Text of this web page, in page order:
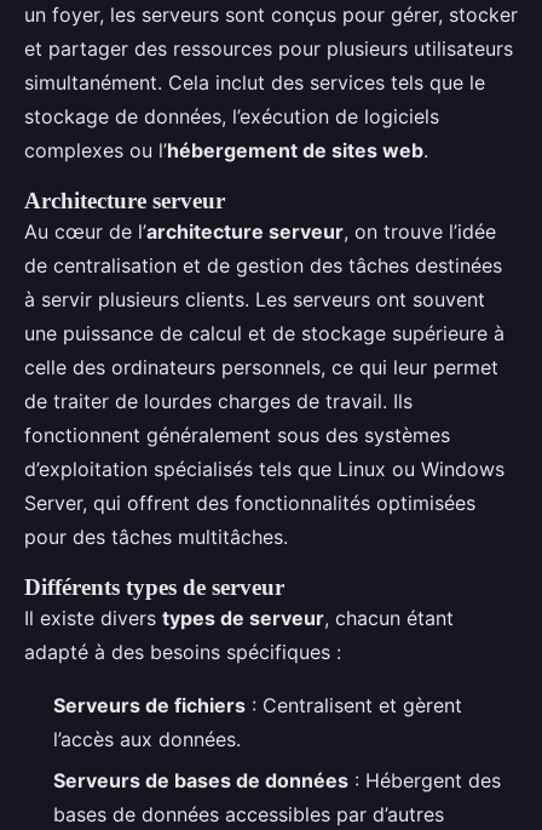
un foyer, les serveurs sont conçus pour gérer, stocker
et partager des ressources pour plusieurs utilisateurs
simultanément. Cela inclut des services tels que le
stockage de données, l’exécution de logiciels
complexes ou l’hébergement de sites web.
Architecture serveur
Au cœur de l’architecture serveur, on trouve l’idée
de centralisation et de gestion des tâches destinées
à servir plusieurs clients. Les serveurs ont souvent
une puissance de calcul et de stockage supérieure à
celle des ordinateurs personnels, ce qui leur permet
de traiter de lourdes charges de travail. Ils
fonctionnent généralement sous des systèmes
d’exploitation spécialisés tels que Linux ou Windows
Server, qui offrent des fonctionnalités optimisées
pour des tâches multitâches.
Différents types de serveur
Il existe divers types de serveur, chacun étant
adapté à des besoins spécifiques :
Serveurs de fichiers : Centralisent et gèrent
l’accès aux données.
Serveurs de bases de données : Hébergent des
bases de données accessibles par d’autres